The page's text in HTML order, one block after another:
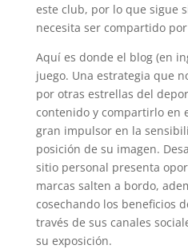
este club, por lo que sigue
necesita ser compartido
Aquí es donde el blog (en
juego. Una estrategia que
por otras estrellas del
contenido y compartirlo en
gran impulsor en la
posición de su imagen.
sitio personal presenta
marcas salten a bordo,
cosechando los beneficios
través de sus canales
su exposición.